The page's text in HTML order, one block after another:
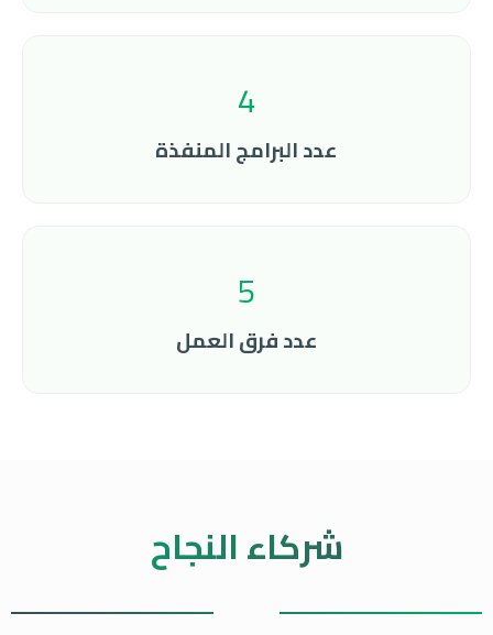
4
عدد البرامج المنفذة
5
عدد فرق العمل
شركاء النجاح